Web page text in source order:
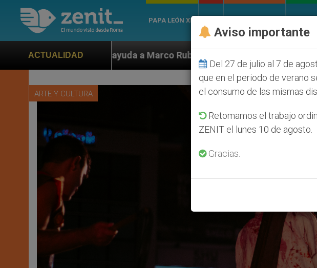
PAPA LEÓN XIV
ACTUALIDAD
a Marco Rubio ante persecución de colonos judíos que afecta a
ARTE Y CULTURA
Aviso importante
Del 27 de julio al 7 de
que en el periodo de verano
el consumo de las mismas
Retomamos el trabajo
ZENIT el lunes 10 de agosto.
Gracias.